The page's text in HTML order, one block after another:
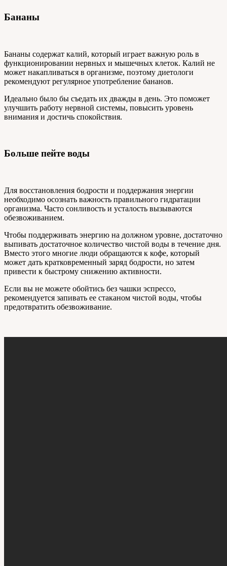
Бананы
Бананы содержат калий, который играет важную роль в
функционировании нервных и мышечных клеток. Калий не
может накапливаться в организме, поэтому диетологи
рекомендуют регулярное употребление бананов.
Идеально было бы съедать их дважды в день. Это поможет
улучшить работу нервной системы, повысить уровень
внимания и достичь спокойствия.
Больше пейте воды
Для восстановления бодрости и поддержания энергии
необходимо осознать важность правильного гидратации
организма. Часто сонливость и усталость вызываются
обезвоживанием.
Чтобы поддерживать энергию на должном уровне, достаточно
выпивать достаточное количество чистой воды в течение дня.
Вместо этого многие люди обращаются к кофе, который
может дать кратковременный заряд бодрости, но затем
привести к быстрому снижению активности.
Если вы не можете обойтись без чашки эспрессо,
рекомендуется запивать ее стаканом чистой воды, чтобы
предотвратить обезвоживание.